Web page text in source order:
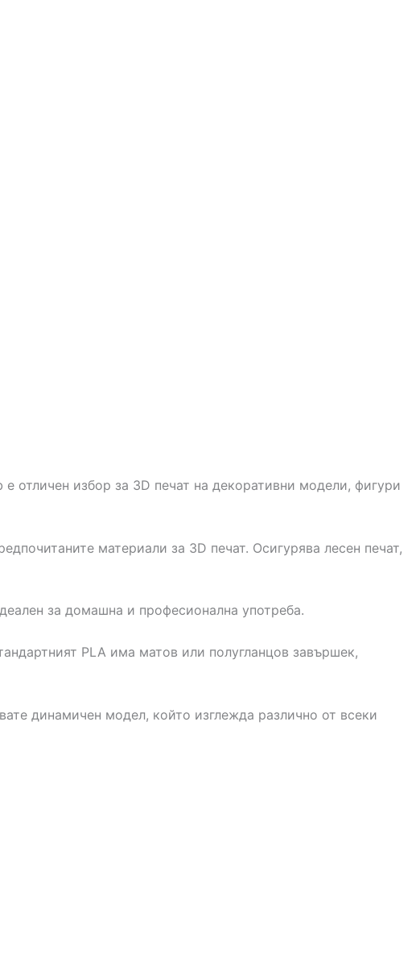
е отличен избор за 3D печат на декоративни модели, фигури
материали за 3D печат. Осигурява лесен печат,
за домашна и професионална употреба.
PLA има матов или полугланцов завършек,
динамичен модел, който изглежда различно от всеки